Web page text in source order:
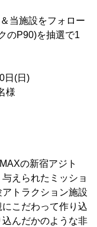
当施設をフォロー
のP90)を抽選で1
日(日)
様
の新宿アジト
えられたミッショ
トラクション施設
こだわって作り込
んだかのような非